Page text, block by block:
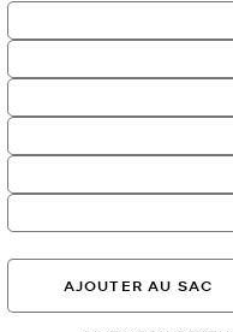
AJOUTER AU SAC